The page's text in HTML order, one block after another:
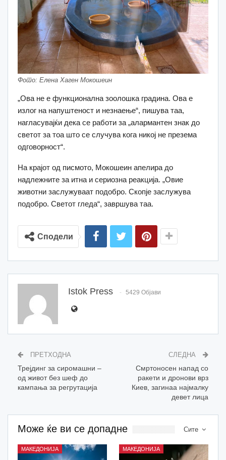
Фото: Елена Хаген Мокошеин
„Ова не е функционална зоолошка градина. Ова е
излог на напуштеност и незнаење“, пишува таа,
нагласувајќи дека се работи за „алармантен знак до
светот за тоа што се случува кога никој не презема
одговорност“.
На крајот од писмото, Мокошеин апелира до
надлежните за итна и сериозна реакција. „Овие
животни заслужуваат подобро. Скопје заслужува
подобро. Светот гледа“, завршува таа.
Сподели
Istok Press 5429 Објави
ПРЕТХОДНА
Трејдинг за сиромашни –
од живот без шеф до
кампања за регрутација
СЛЕДНА
Смртоносен напад со
ракети и дронови врз
Киев, загинаа најмалку
девет лица
Сите
Може ќе ви се допадне
МАКЕДОНИЈА МАКЕДОНИЈА